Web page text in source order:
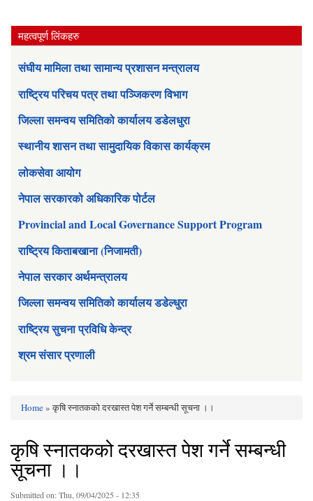
महत्वपूर्ण लिंकहरु
संघीय मामिला तथा सामान्य प्रशासन मन्त्रालय
राष्ट्रिय परिचय पत्र तथा पञ्जिकरण विभाग
जिल्ला समन्वय समितिको कार्यालय डडेलधुरा
स्थानीय शासन तथा सामुदायिक विकास कार्यक्रम
लोकसेवा आयोग
नेपाल सरकारको अधिकारिक पोर्टल
Provincial and Local Governance Support Program
राष्ट्रिय किताबखाना (निजामती)
नेपाल सरकार अर्थमन्त्रालय
जिल्ला समन्वय समितिको कार्यालय डडेल्धुरा
राष्ट्रिय सुचना प्रविधि केन्द्र
श्रम संसार प्रणाली
You are here
Home» कृषि स्नातकको दरखास्त पेश गर्ने सम्बन्धी सूचना ।।
कृषि स्नातकको दरखास्त पेश गर्ने सम्बन्धी
सूचना ।।
Submitted on:Thu, 09/04/2025 - 12:35